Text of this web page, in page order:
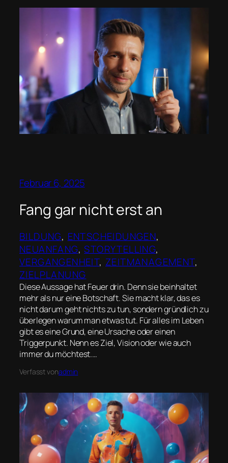
Februar 6, 2025
Fang gar nicht erst an
BILDUNG, ENTSCHEIDUNGEN
NEUANFANG, STORYTELLING
VERGANGENHEIT, ZEITMANAGEMENT
ZIELPLANUNG
Diese Aussage hat Feuer drin. Denn sie beinhaltet
mehr als nur eine Botschaft. Sie macht klar, das es
nicht darum geht nichts zu tun, sondern gründlich zu
überlegen warum man etwas tut. Für alles im Leben
gibt es eine Grund, eine Ursache oder einen
Triggerpunkt. Nenn es Ziel, Vision oder wie auch
immer du möchtest.…
Verfasst vonadmin